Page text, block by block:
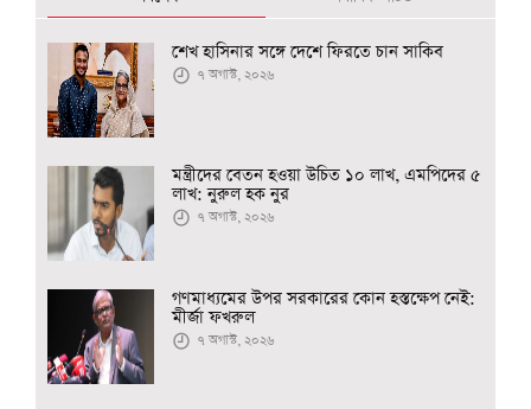
শেখ হাসিনার সঙ্গে দেশে ফিরতে চান সাকিব
৭ অগাস্ট, ২০২৬
মন্ত্রীদের বেতন হওয়া উচিত ১০ লাখ, এমপিদের ৫
লাখ: নুরুল হক নুর
৭ অগাস্ট, ২০২৬
গণমাধ্যমের উপর সরকারের কোন হস্তক্ষেপ নেই:
মীর্জা ফখরুল
৭ অগাস্ট, ২০২৬